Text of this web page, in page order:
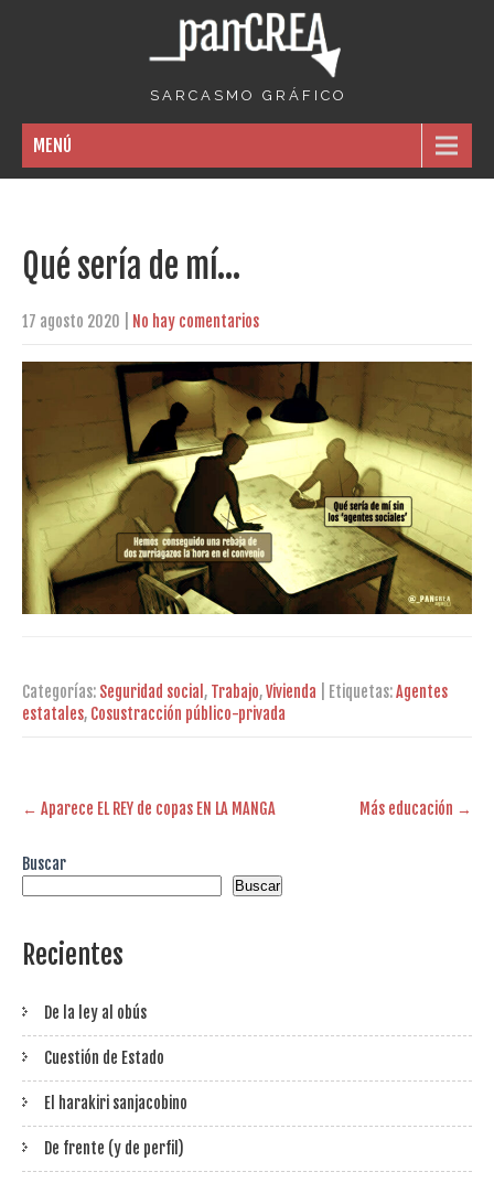
S A R C A S M O G R Á F I C O
MENÚ
Qué sería de mí…
17 agosto 2020 No hay comentarios
Categorías: Seguridad social , Trabajo,Vivienda | Etiquetas:Agentes
estatales, Cosustracción público-privada
Post
← Aparece EL REY de copas EN LA MANGA Más educación →
Buscar
Buscar
Recientes
De la ley al obús
Cuestión de Estado
El harakiri sanjacobino
De frente (y de perfil)